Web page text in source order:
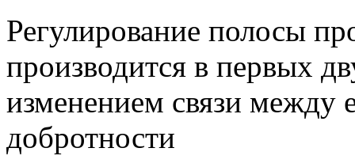
Регулирование полосы
производится в первых
изменением связи между
добротности